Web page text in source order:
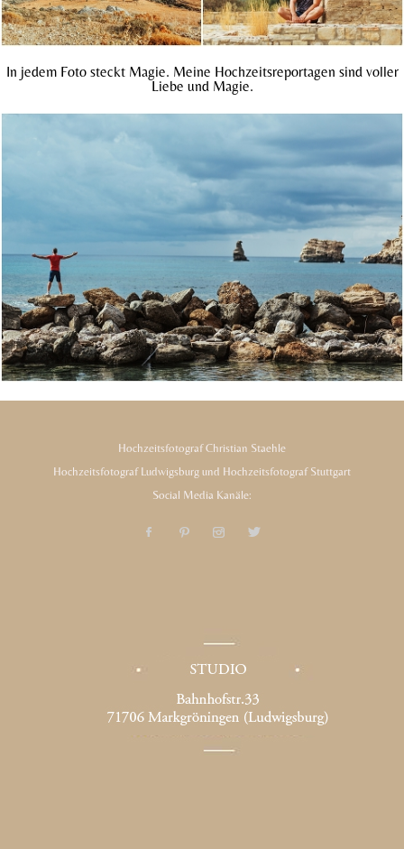
In jedem Foto steckt Magie. Meine Hochzeitsreportagen sind voller
Liebe und Magie.
Hochzeitsfotograf Christian Staehle
Hochzeitsfotograf Ludwigsburg und Hochzeitsfotograf Stuttgart
Social Media Kanäle: